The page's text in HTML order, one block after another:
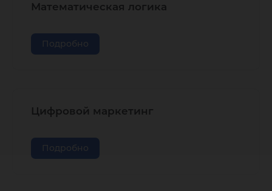
Математическая логика
Подробно
Цифровой маркетинг
Подробно